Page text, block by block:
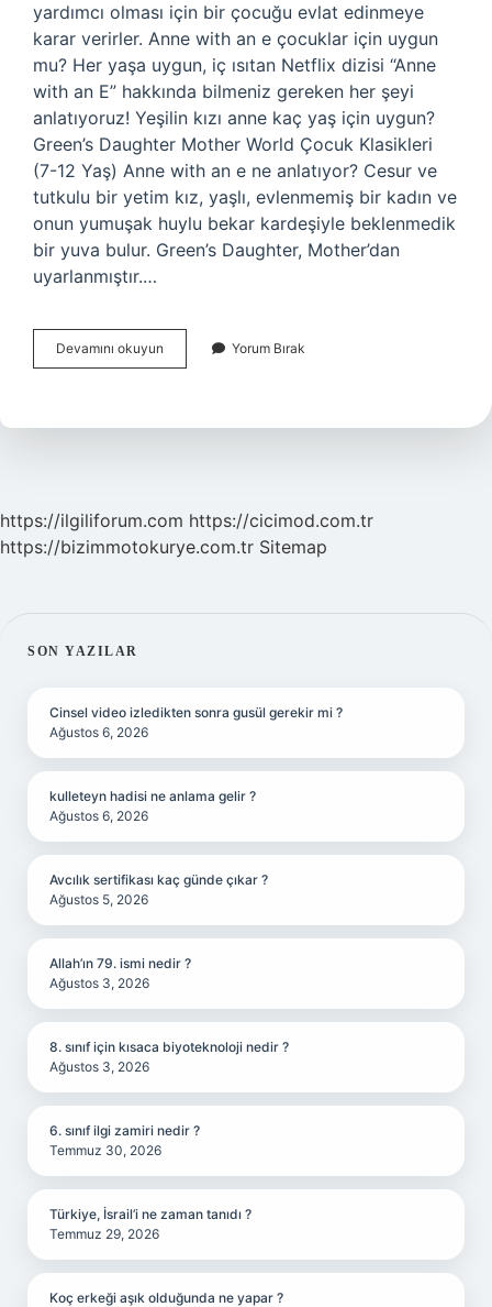
yardımcı olması için bir çocuğu evlat edinmeye
karar verirler. Anne with an e çocuklar için uygun
mu? Her yaşa uygun, iç ısıtan Netflix dizisi “Anne
with an E” hakkında bilmeniz gereken her şeyi
anlatıyoruz! Yeşilin kızı anne kaç yaş için uygun?
Green’s Daughter Mother World Çocuk Klasikleri
(7-12 Yaş) Anne with an e ne anlatıyor? Cesur ve
tutkulu bir yetim kız, yaşlı, evlenmemiş bir kadın ve
onun yumuşak huylu bekar kardeşiyle beklenmedik
bir yuva bulur. Green’s Daughter, Mother’dan
uyarlanmıştır.…
Devamını okuyun
With
Kaç
Yorum Bırak
https://ilgiliforum.com https://cicimod.com.tr
https://bizimmotokurye.com.tr Sitemap
SIDEBAR
SON YAZILAR
Cinsel video izledikten sonra gusül gerekir mi ?
Ağustos 6, 2026
kulleteyn hadisi ne anlama gelir ?
Ağustos 6, 2026
Avcılık sertifikası kaç günde çıkar ?
Ağustos 5, 2026
Allah’ın 79. ismi nedir ?
Ağustos 3, 2026
8. sınıf için kısaca biyoteknoloji nedir ?
Ağustos 3, 2026
6. sınıf ilgi zamiri nedir ?
Temmuz 30, 2026
Türkiye, İsrail’i ne zaman tanıdı ?
Temmuz 29, 2026
Koç erkeği aşık olduğunda ne yapar ?